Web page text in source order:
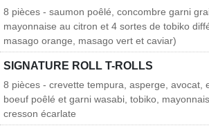
8 pièces - saumon poêlé, concombre garni
mayonnaise au citron et 4 sortes de tobiko
masago orange, masago vert et caviar)
SIGNATURE ROLL T-ROLLS
8 pièces - crevette tempura, asperge, avocat,
boeuf poêlé et garni wasabi, tobiko,
cresson écarlate